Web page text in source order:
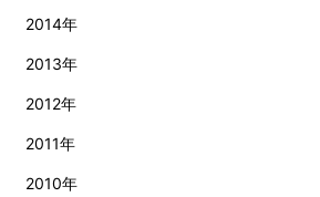
2014年
2013年
2012年
2011年
2010年